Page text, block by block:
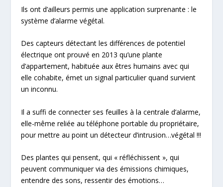
Ils ont d’ailleurs permis une application surprenante : le
système d’alarme végétal.
Des capteurs détectant les différences de potentiel
électrique ont prouvé en 2013 qu’une plante
d’appartement, habituée aux êtres humains avec qui
elle cohabite, émet un signal particulier quand survient
un inconnu.
Il a suffi de connecter ses feuilles à la centrale d’alarme,
elle-même reliée au téléphone portable du propriétaire,
pour mettre au point un détecteur d’intrusion…végétal !!!
Des plantes qui pensent, qui « réfléchissent », qui
peuvent communiquer via des émissions chimiques,
entendre des sons, ressentir des émotions…